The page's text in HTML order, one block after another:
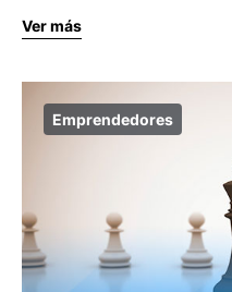
Ver más
Emprendedores